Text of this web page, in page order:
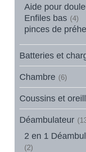
Aide pour
Enfiles bas (4)
pinces de
Batteries et
Chambre (6)
Coussins et
Déambulateur
2 en 1
(2)